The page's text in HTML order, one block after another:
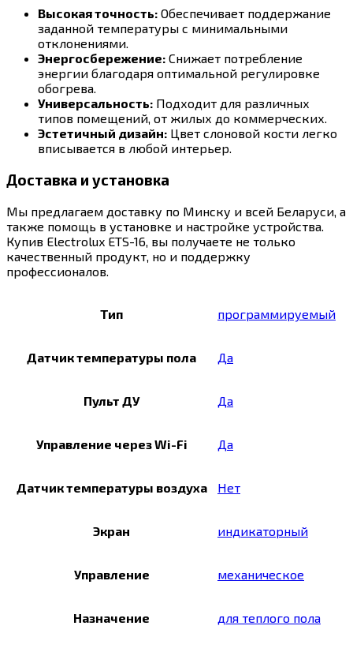
Высокая точность: Обеспечивает поддержание
заданной температуры с минимальными
отклонениями.
Энергосбережение: Снижает потребление
энергии благодаря оптимальной регулировке
обогрева.
Универсальность: Подходит для различных
типов помещений, от жилых до коммерческих.
Эстетичный дизайн: Цвет слоновой кости легко
вписывается в любой интерьер.
Доставка и установка
Мы предлагаем доставку по Минску и всей Беларуси, а
также помощь в установке и настройке устройства.
Купив Electrolux ETS-16, вы получаете не только
качественный продукт, но и поддержку
профессионалов.
Тип программируемый
Датчик температуры пола Да
Пульт ДУ Да
Управление через Wi-Fi Да
Датчик температуры воздуха Нет
Экран индикаторный
Управление механическое
Назначение для теплого пола